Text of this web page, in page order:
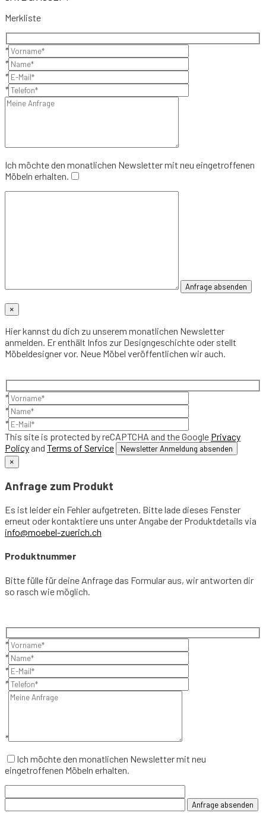
Merkliste
*
*
*
*
Ich möchte den monatlichen Newsletter mit neu eingetroffenen
Möbeln erhalten.
×
Hier kannst du dich zu unserem monatlichen Newsletter
anmelden. Er enthält Infos zur Designgeschichte oder stellt
Möbeldesigner vor. Neue Möbel veröffentlichen wir auch.
*
*
*
This site is protected by reCAPTCHA and the Google Privacy
Policy and Terms of Service
×
Anfrage zum Produkt
Es ist leider ein Fehler aufgetreten. Bitte lade dieses Fenster
erneut oder kontaktiere uns unter Angabe der Produktdetails via
info@moebel-zuerich.ch
Produktnummer
Bitte fülle für deine Anfrage das Formular aus, wir antworten dir
so rasch wie möglich.
*
*
*
*
*
Ich möchte den monatlichen Newsletter mit neu
eingetroffenen Möbeln erhalten.